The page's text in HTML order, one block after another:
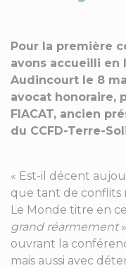
Pour la première
avons accueilli en
Audincourt le 8
avocat honoraire,
FIACAT, ancien
du CCFD-Terre-
« Est-il décent
que tant de conflits
Le Monde titre en
grand réarmement
ouvrant la
mais aussi avec